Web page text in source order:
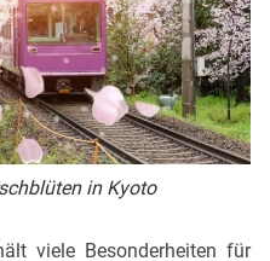
in Kyoto
viele Besonderheiten für